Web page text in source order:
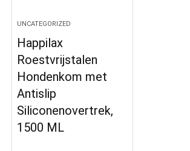
UNCATEGORIZED
Happilax
Roestvrijstalen
Hondenkom met
Antislip
Siliconenovertrek,
1500 ML